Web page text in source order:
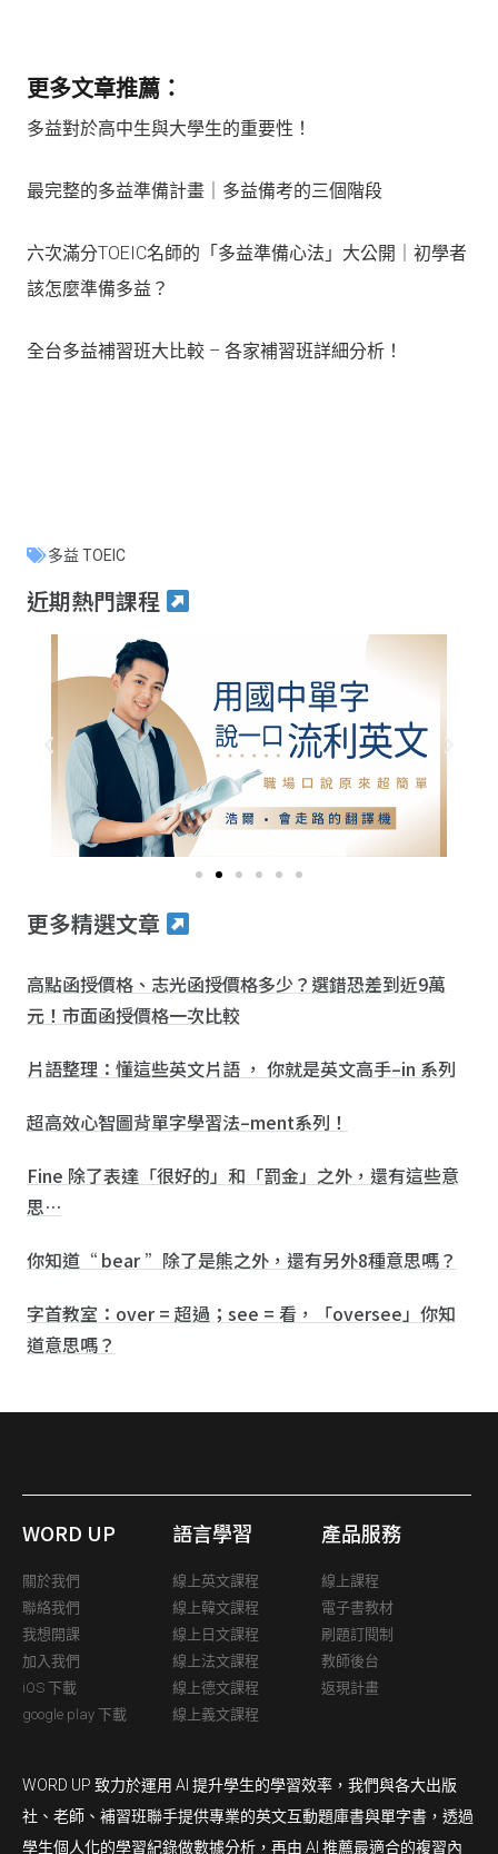
更多文章推薦：
多益對於高中生與大學生的重要性！
最完整的多益準備計畫｜多益備考的三個階段
六次滿分TOEIC名師的「多益準備心法」大公開｜初學者
該怎麼準備多益？
全台多益補習班大比較 – 各家補習班詳細分析！
多益 TOEIC
近期熱門課程
更多精選文章
高點函授價格、志光函授價格多少？選錯恐差到近9萬
元！市面函授價格一次比較
片語整理：懂這些英文片語 ， 你就是英文高手–in 系列
超高效心智圖背單字學習法–ment系列！
Fine 除了表達「很好的」和「罰金」之外，還有這些意
思…
你知道“ bear ”除了是熊之外，還有另外8種意思嗎？
字首教室：over = 超過；see = 看，「oversee」你知
道意思嗎？
WORD UP
關於我們
聯絡我們
我想開課
加入我們
iOS 下載
google play 下載
語言學習
線上英文課程
線上韓文課程
線上日文課程
線上法文課程
線上德文課程
線上義文課程
產品服務
線上課程
電子書教材
刷題訂閱制
教師後台
返現計畫
WORD UP 致力於運用 AI 提升學生的學習效率，我們與各大出版
社、老師、補習班聯手提供專業的英文互動題庫書與單字書，透過
學生個人化的學習紀錄做數據分析，再由 AI 推薦最適合的複習內